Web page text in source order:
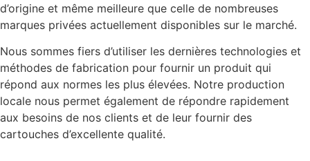
d’origine et même meilleure que celle de nombreuses
marques privées actuellement disponibles sur le marché.
Nous sommes fiers d’utiliser les dernières technologies et
méthodes de fabrication pour fournir un produit qui
répond aux normes les plus élevées. Notre production
locale nous permet également de répondre rapidement
aux besoins de nos clients et de leur fournir des
cartouches d’excellente qualité.